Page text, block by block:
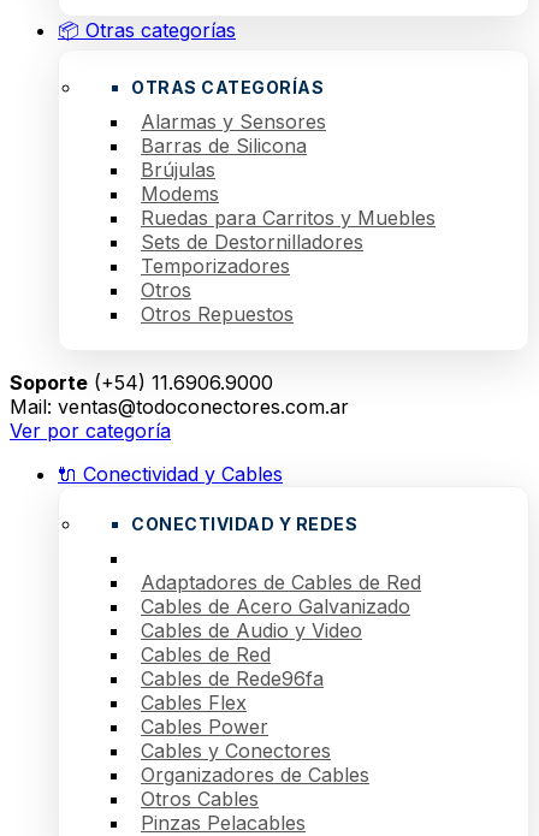
📦 Otras categorías
OTRAS CATEGORÍAS
Alarmas y Sensores
Barras de Silicona
Brújulas
Modems
Ruedas para Carritos y Muebles
Sets de Destornilladores
Temporizadores
Otros
Otros Repuestos
Soporte (+54) 11.6906.9000
Mail: ventas@todoconectores.com.ar
Ver por categoría
🔌 Conectividad y Cables
CONECTIVIDAD Y REDES
Adaptadores de Cables de Red
Cables de Acero Galvanizado
Cables de Audio y Video
Cables de Red
Cables de Rede96fa
Cables Flex
Cables Power
Cables y Conectores
Organizadores de Cables
Otros Cables
Pinzas Pelacables